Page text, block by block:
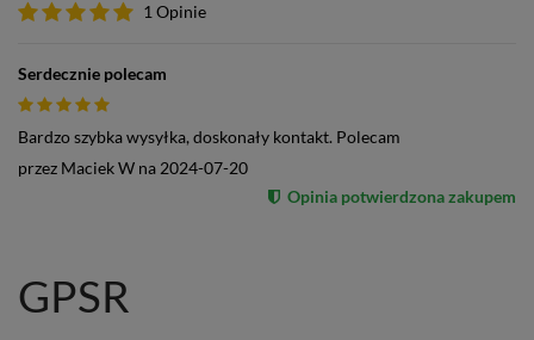
1 Opinie
Serdecznie polecam
Bardzo szybka wysyłka, doskonały kontakt. Polecam
przez Maciek W na 2024-07-20
Opinia potwierdzona zakupem
GPSR